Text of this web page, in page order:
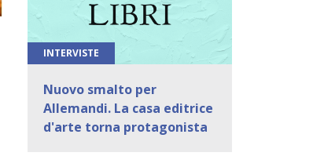
INTERVISTE
Nuovo smalto per
Allemandi. La casa editrice
d'arte torna protagonista